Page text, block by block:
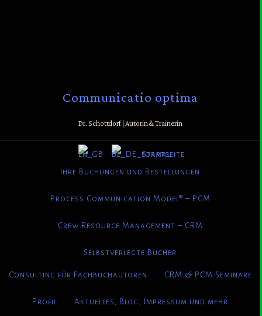
Communicatio optima
Dr. Schottdorf | Autorin & Trainerin
Startseite
Ihre Buchungen und Bestellungen
Process Communication Model® – PCM
Crew Resource Management – CRM
Selbstverlegte Bücher
Consulting für Fachbuchautoren CRM & PCM Seminare
Profil Aktuelles, Blog, Impressum und mehr